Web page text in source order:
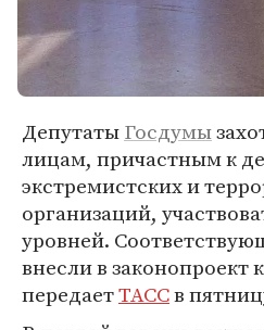
ДепутатыГосдумы
лицам, причастным к
экстремистских и
организаций,
уровней.
внесли в законопроект
передаетТАССв